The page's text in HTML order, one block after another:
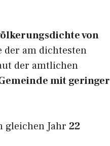
von
der am dichtesten
der amtlichen
mit geringer
gleichen Jahr 22